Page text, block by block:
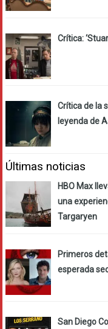
Crítica:
Crítica de la
leyenda de
Últimas noticias
HBO Max
una
Targaryen
Primeros
esperada
San Diego